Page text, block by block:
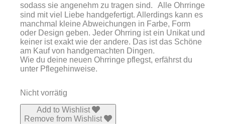
sodass sie angenehm zu tragen sind. Alle Ohrringe
sind mit viel Liebe handgefertigt. Allerdings kann es
manchmal kleine Abweichungen in Farbe, Form
oder Design geben. Jeder Ohrring ist ein Unikat und
keiner ist exakt wie der andere. Das ist das Schöne
am Kauf von handgemachten Dingen.
Wie du deine neuen Ohrringe pflegst, erfährst du
unter Pflegehinweise.
Nicht vorrätig
Add to Wishlist
Remove from Wishlist